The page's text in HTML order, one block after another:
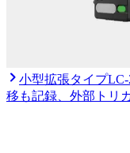
小型拡張タイプ
移も記録、外部トリ